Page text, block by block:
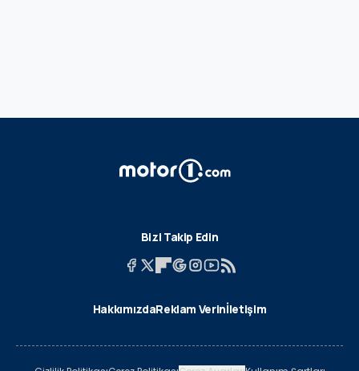
Bizi Takip Edin
HakkımızdaReklam Verinİletişim